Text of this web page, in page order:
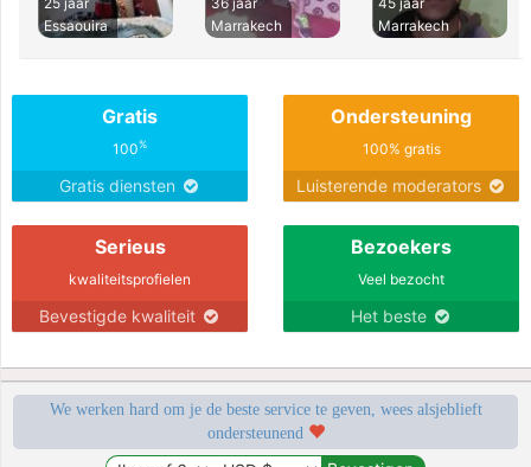
Essaouira
Marrakech
Marrakech
Gratis
100%
Gratis diensten
Ondersteuning
100% gratis
Luisterende moderators
Serieus
kwaliteitsprofielen
Bevestigde kwaliteit
Bezoekers
Veel bezocht
Het beste
We werken hard om je de beste service te geven, wees alsjeblieft
ondersteunend